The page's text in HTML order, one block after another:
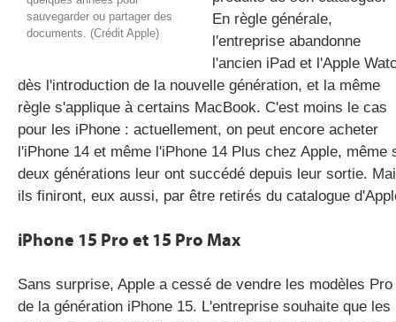
sauvegarder ou partager des
documents. (Crédit Apple)
En règle générale,
l'entreprise abandonne
l'ancien iPad et l'Apple
dès l'introduction de la nouvelle génération, et la même
règle s'applique à certains MacBook. C'est moins le cas
pour les iPhone : actuellement, on peut encore acheter
l'iPhone 14 et même l'iPhone 14 Plus chez Apple, même
deux générations leur ont succédé depuis leur sortie.
ils finiront, eux aussi, par être retirés du catalogue
iPhone 15 Pro et 15 Pro Max
Sans surprise, Apple a cessé de vendre les modèles Pro
de la génération iPhone 15. L'entreprise souhaite que les